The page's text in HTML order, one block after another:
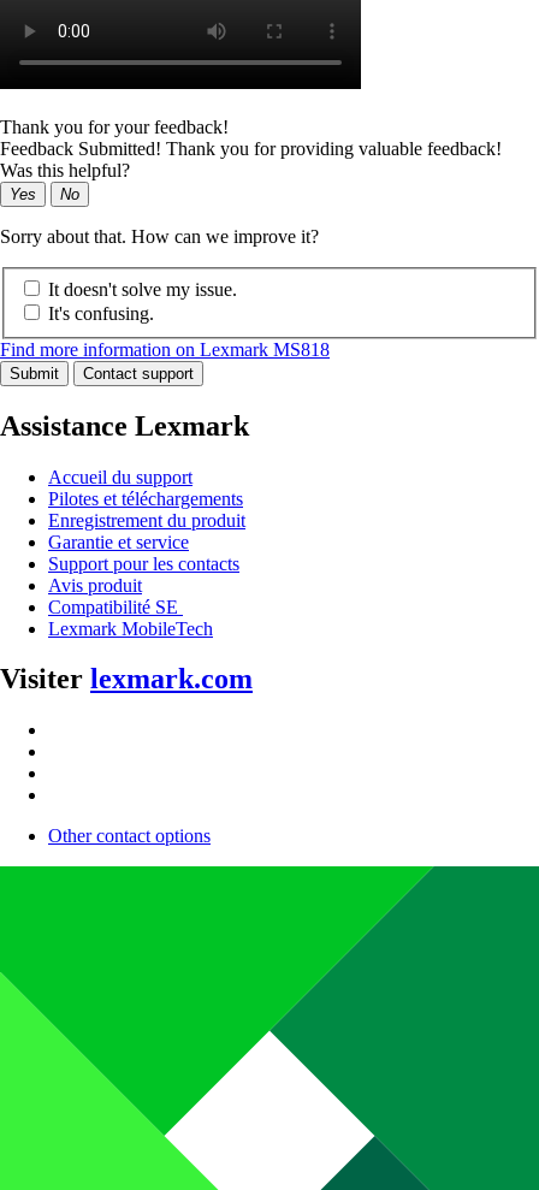
Thank you for your feedback!
Feedback Submitted! Thank you for providing valuable feedback!
Was this helpful?
Yes No
Sorry about that. How can we improve it?
It doesn't solve my issue.
It's confusing.
Find more information on Lexmark MS818
Submit Contact support
Assistance Lexmark
Accueil du support
Pilotes et téléchargements
Enregistrement du produit
Garantie et service
Support pour les contacts
Avis produit
Compatibilité SE
Lexmark MobileTech
Visiter lexmark.com
Other contact options